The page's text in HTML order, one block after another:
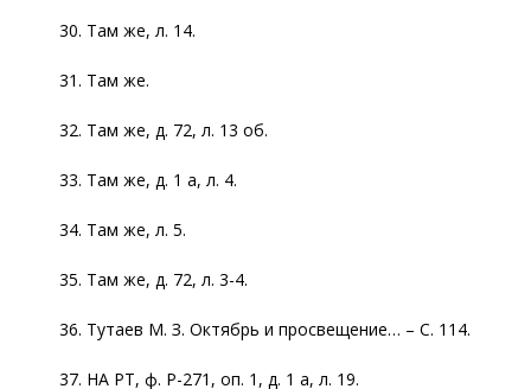
30. Там же, л. 14.
31. Там же.
32. Там же, д. 72, л. 13 об.
33. Там же, д. 1 а, л. 4.
34. Там же, л. 5.
35. Там же, д. 72, л. 3-4.
36. Тутаев М. З. Октябрь и просвещение… – С. 114.
37. НА РТ, ф. Р-271, оп. 1, д. 1 а, л. 19.